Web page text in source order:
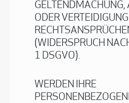
GELTENDMACHUNG,
ODER
(WIDERSPRUCH
1 DSGVO).
WERDEN IHRE